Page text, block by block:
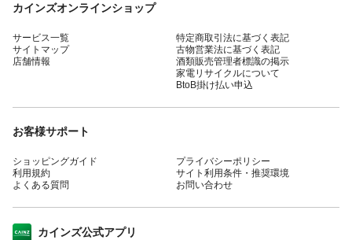
カインズオンラインショップ
サービス一覧
サイトマップ
店舗情報
特定商取引法に基づく表記
古物営業法に基づく表記
酒類販売管理者標識の掲示
家電リサイクルについて
BtoB掛け払い申込
お客様サポート
ショッピングガイド
利用規約
よくある質問
プライバシーポリシー
サイト利用条件・推奨環境
お問い合わせ
カインズ公式アプリ